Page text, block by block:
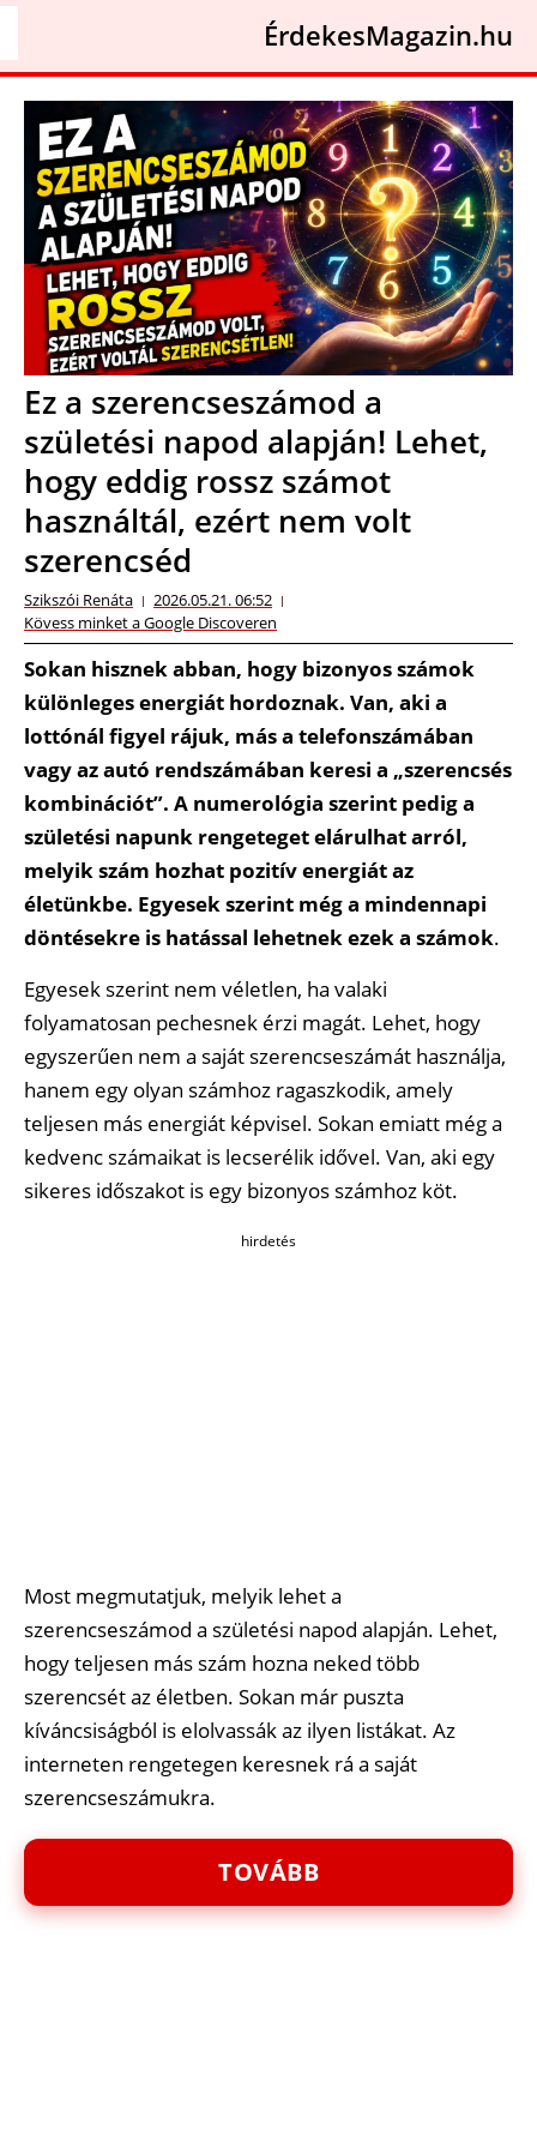
ÉrdekesMagazin.hu
Ez a szerencseszámod a
születési napod alapján! Lehet,
hogy eddig rossz számot
használtál, ezért nem volt
szerencséd
Szikszói Renáta
2026.05.21. 06:52
Kövess minket a Google Discoveren
Sokan hisznek abban, hogy bizonyos számok
különleges energiát hordoznak. Van, aki a
lottónál figyel rájuk, más a telefonszámában
vagy az autó rendszámában keresi a „szerencsés
kombinációt”. A numerológia szerint pedig a
születési napunk rengeteget elárulhat arról,
melyik szám hozhat pozitív energiát az
életünkbe. Egyesek szerint még a mindennapi
döntésekre is hatással lehetnek ezek a számok.
Egyesek szerint nem véletlen, ha valaki
folyamatosan pechesnek érzi magát. Lehet, hogy
egyszerűen nem a saját szerencseszámát használja,
hanem egy olyan számhoz ragaszkodik, amely
teljesen más energiát képvisel. Sokan emiatt még a
kedvenc számaikat is lecserélik idővel. Van, aki egy
sikeres időszakot is egy bizonyos számhoz köt.
hirdetés
Most megmutatjuk, melyik lehet a
szerencseszámod a születési napod alapján. Lehet,
hogy teljesen más szám hozna neked több
szerencsét az életben. Sokan már puszta
kíváncsiságból is elolvassák az ilyen listákat. Az
interneten rengetegen keresnek rá a saját
szerencseszámukra.
TOVÁBB